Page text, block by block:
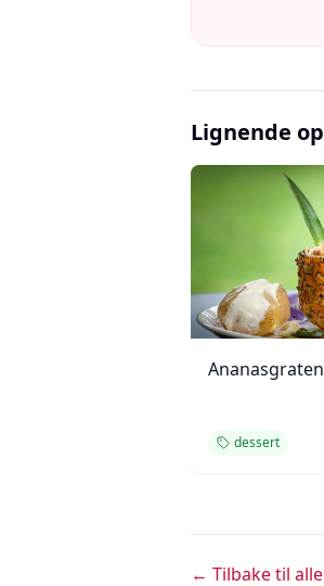
Lignende
dessert
← Tilbake til